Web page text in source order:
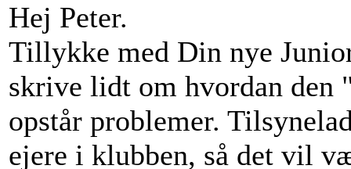
Hej Peter.
Tillykke med Din nye
skrive lidt om hvordan den
opstår problemer.
ejere i klubben, så det vil